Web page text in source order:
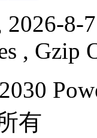
8-
, Gzip
有